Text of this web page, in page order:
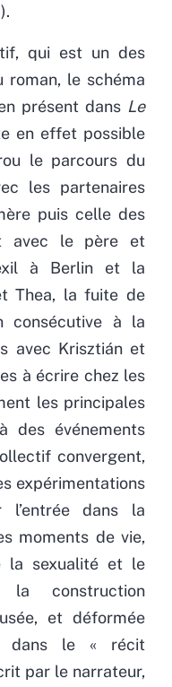
qui est un des
le schéma
présent dans Le
en effet possible
le parcours du
les partenaires
puis celle des
avec le père et
à Berlin et la
Thea, la fuite de
consécutive à la
avec Krisztián et
à écrire chez les
les principales
des événements
convergent,
expérimentations
l’entrée dans la
moments de vie,
la sexualité et le
la construction
et déformée
dans le « récit
par le narrateur,